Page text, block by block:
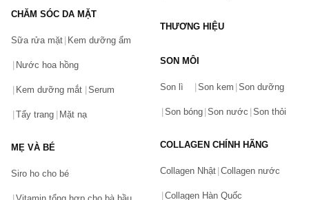
Mua Son môi Hermes chính hãng ở đâu?
là kênh mua sắm online chuyên phân phối các sản
phẩm mỹ phẩm, làm đẹp, … Chiaki.vn cam kết mang đến cho
son môi Hermes chính hãng
giá tốt nhất.
Liên hệ với Chiaki.vn ngay hôm nay để đặt mua son môi Hermes
chính hãng với những ưu đãi hấp dẫn nhất, bạn nhé!
Bạn gặp vấn đề về sản phẩm hay mua hàng?
Hãy báo lỗi cho chúng tôi. Hoặc gọi cho chúng tôi qua số
CHĂM SÓC DA MẶT
Sữa rửa mặt Kem dưỡng ẩm
Nước hoa hồng
Kem dưỡng mắt Serum
Tẩy trang Mặt nạ
MẸ VÀ BÉ
Siro ho cho bé
THƯƠNG HIỆU
SON MÔI
Son lì Son kem Son dưỡng
Son bóng Son nước Son thỏi
COLLAGEN CHÍNH HÃNG
Collagen Nhật Collagen nước
Collagen Hàn Quốc